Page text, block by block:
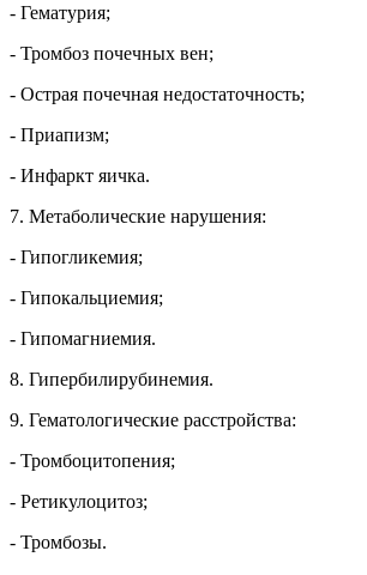
- Гематурия;
- Тромбоз почечных вен;
- Острая почечная недостаточность;
- Приапизм;
- Инфаркт яичка.
7. Метаболические нарушения:
- Гипогликемия;
- Гипокальциемия;
- Гипомагниемия.
8. Гипербилирубинемия.
9. Гематологические расстройства:
- Тромбоцитопения;
- Ретикулоцитоз;
- Тромбозы.